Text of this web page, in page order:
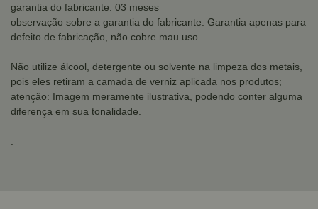
garantia do fabricante: 03 meses
observação sobre a garantia do fabricante: Garantia apenas para
defeito de fabricação, não cobre mau uso.
Não utilize álcool, detergente ou solvente na limpeza dos metais,
pois eles retiram a camada de verniz aplicada nos produtos;
atenção: Imagem meramente ilustrativa, podendo conter alguma
diferença em sua tonalidade.